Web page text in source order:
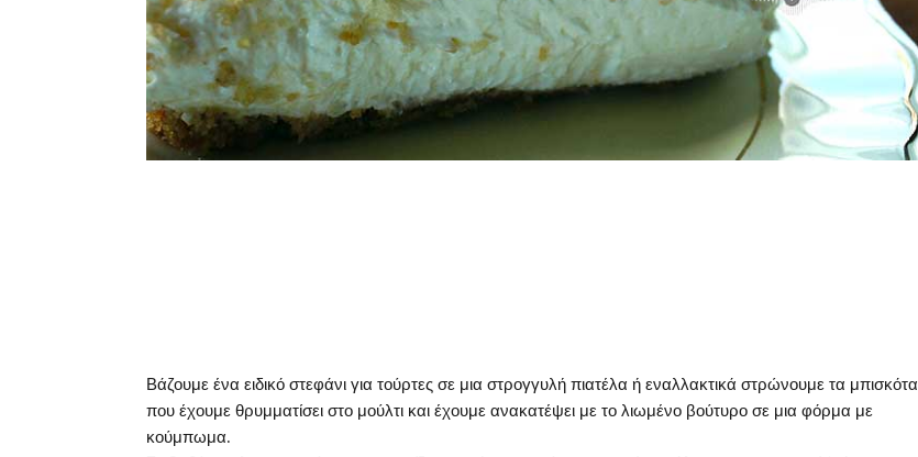
Βάζουμε ένα ειδικό στεφάνι για τούρτες σε μια στρογγυλή πιατέλα ή εναλλακτικά στρώνουμε τα μπισκότα
που έχουμε θρυμματίσει στο μούλτι και έχουμε ανακατέψει με το λιωμένο βούτυρο σε μια φόρμα με
κούμπωμα.